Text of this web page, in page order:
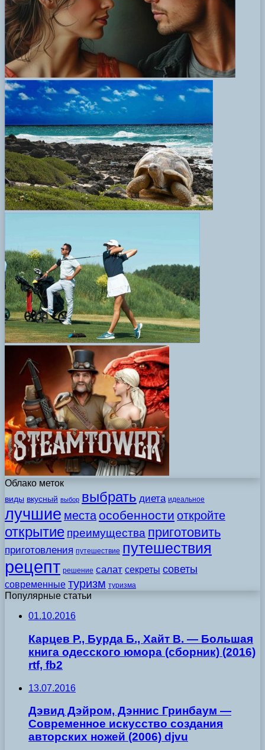
Облако меток
виды вкусный выбор выбрать диета идеальное
лучшие места особенности откройте
открытие преимущества приготовить
приготовления путешествие путешествия
рецепт решение салат секреты советы
современные туризм туризма
Популярные статьи
01.10.2016
Карцев Р., Бурда Б., Хайт В. — Большая
книга одесского юмора (сборник) (2016)
rtf, fb2
13.07.2016
Дэвид Дэйром, Дэннис Гринбаум —
Современное искусство создания
авторских ножей (2006) djvu